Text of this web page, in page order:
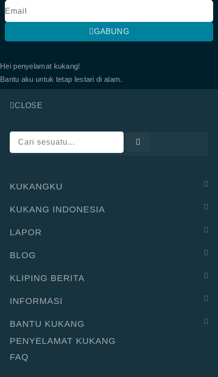
GABUNG
Hei penyelamat kukang!
Bantu aku untuk tetap lestari di alam.
CLOSE
KUKANGKU
KUKANG INDONESIA
LAPOR
BLOG
KLIPING BERITA
INFORMASI
BANTU KUKANG
PENYELAMAT KUKANG
FAQ